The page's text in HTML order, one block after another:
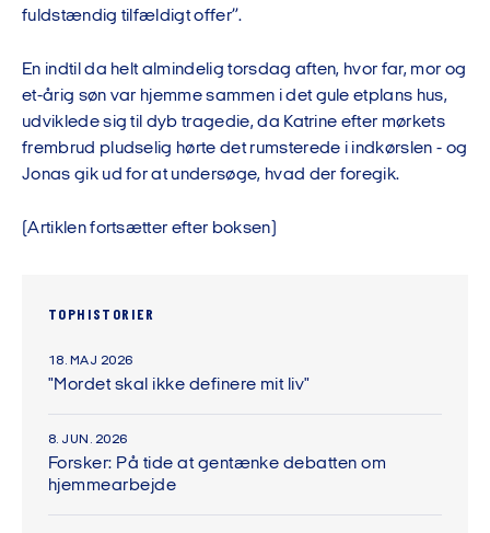
fuldstændig tilfældigt offer”.
En indtil da helt almindelig torsdag aften, hvor far, mor og
et-årig søn var hjemme sammen i det gule etplans hus,
udviklede sig til dyb tragedie, da Katrine efter mørkets
frembrud pludselig hørte det rumsterede i indkørslen - og
Jonas gik ud for at undersøge, hvad der foregik.
(Artiklen fortsætter efter boksen)
TOPHISTORIER
18. MAJ 2026
"Mordet skal ikke definere mit liv"
8. JUN. 2026
Forsker: På tide at gentænke debatten om
hjemmearbejde